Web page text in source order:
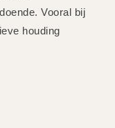
Vooral bij
houding